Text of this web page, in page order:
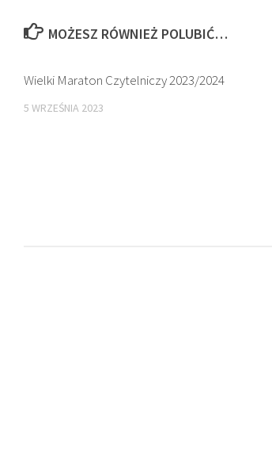
MOŻESZ RÓWNIEŻ POLUBIĆ…
Wielki Maraton Czytelniczy 2023/2024
5 WRZEŚNIA 2023